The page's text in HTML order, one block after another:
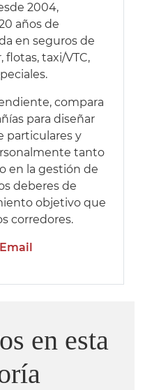
2004,
años de
en seguros de
flotas, taxi/VTC,
compara
para diseñar
particulares y
tanto
en la gestión de
deberes de
objetivo que
corredores.
Email
en esta